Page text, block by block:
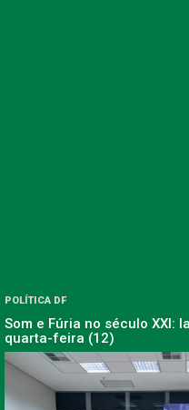
POLÍTICA DF
Som e Fúria no século XXI:
quarta-feira (12)